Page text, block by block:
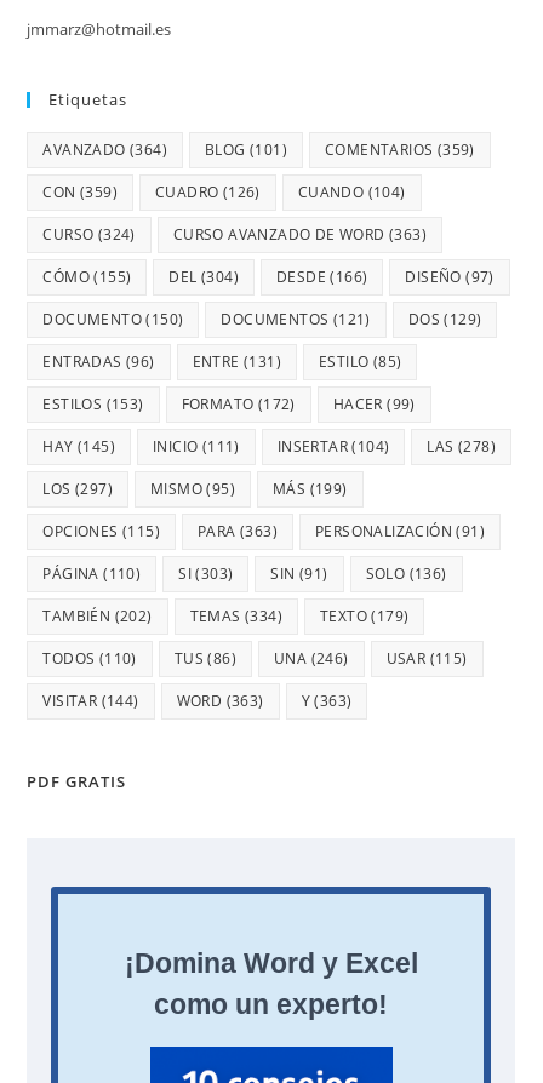
jmmarz@hotmail.es
Etiquetas
AVANZADO (364) BLOG (101) COMENTARIOS (359)
CON (359) CUADRO (126) CUANDO (104)
CURSO (324) CURSO AVANZADO DE WORD (363)
CÓMO(155) DEL (304) DESDE (166) DISEÑO (97)
DOCUMENTO(150) DOCUMENTOS (121) DOS (129)
ENTRADAS (96) ENTRE (131) ESTILO (85)
ESTILOS (153) FORMATO (172) HACER (99)
HAY (145) INICIO (111) INSERTAR(104) LAS (278)
LOS (297) MISMO(95) MÁS (199)
OPCIONES (115) PARA (363) PERSONALIZACIÓN (91)
PÁGINA (110) SI(303) SIN (91) SOLO (136)
TAMBIÉN (202) TEMAS (334) TEXTO(179)
TODOS (110) TUS (86) UNA (246) USAR (115)
VISITAR (144) WORD (363) Y(363)
PDF GRATIS